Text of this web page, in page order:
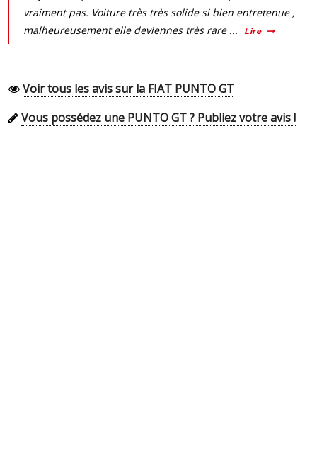
vraiment pas. Voiture très très solide si bien entretenue ,
malheureusement elle deviennes très rare ...
Lire
Voir tous les avis sur la FIAT PUNTO GT
Vous possédez une PUNTO GT ? Publiez votre avis !